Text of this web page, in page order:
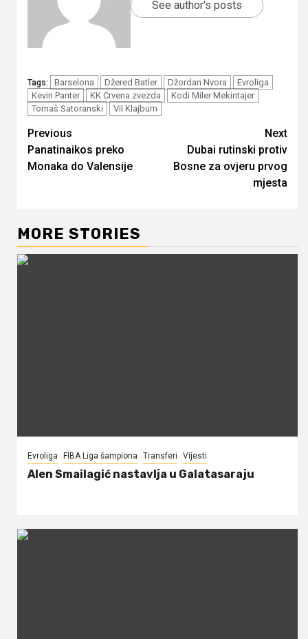
See author's posts
Tags: Barselona Džered Batler Džordan Nvora
Evroliga
Kevin Panter
KK Crvena zvezda
Kodi Miler Mekintajer
Tomaš Satoranski
Vil Klajburn
Continue
Reading
Previous
Panatinaikos preko
Monaka do Valensije
Next
Dubai rutinski protiv
Bosne za ovjeru prvog
mjesta
MORE STORIES
Evroliga FIBA Liga šampiona Transferi Vijesti
Alen Smailagić nastavlja u Galatasaraju